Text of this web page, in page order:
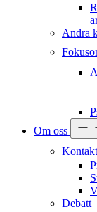
Andra
Om oss
Kontakt
Debatt